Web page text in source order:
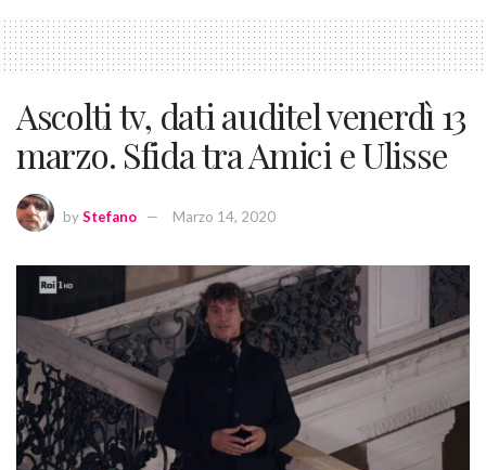
Ascolti tv, dati auditel venerdì 13
marzo. Sfida tra Amici e Ulisse
byStefano Marzo 14, 2020